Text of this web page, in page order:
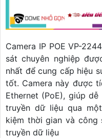
Camera IP POE VP-
sát chuyên nghiệp
nhất để cung cấp hiệu
tốt. Camera này được
Ethernet (PoE), giúp
truyền dữ liệu qua
kiệm thời gian và
truyền dữ liệu